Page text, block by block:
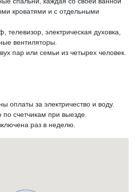
кроватями и с отдельными
электрическая духовка,
вентиляторы.
пар или семьи из четырех человек.
оплаты за электричество и воду.
счетчикам при выезде.
раз в неделю.